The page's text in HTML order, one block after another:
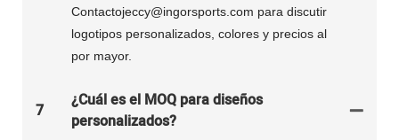
Contactojeccy@ingorsports.com para discutir
logotipos personalizados, colores y precios al
por mayor.
7
¿Cuál es el MOQ para diseños
personalizados?